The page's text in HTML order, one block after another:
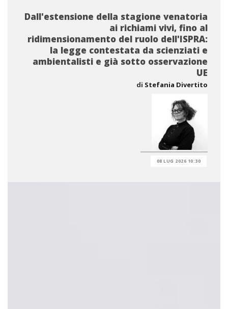
Dall'estensione della stagione venatoria
ai richiami vivi, fino al
ridimensionamento del ruolo dell'ISPRA:
la legge contestata da scienziati e
ambientalisti e già sotto osservazione
UE
di Stefania Divertito
08 LUG 2026 10:30